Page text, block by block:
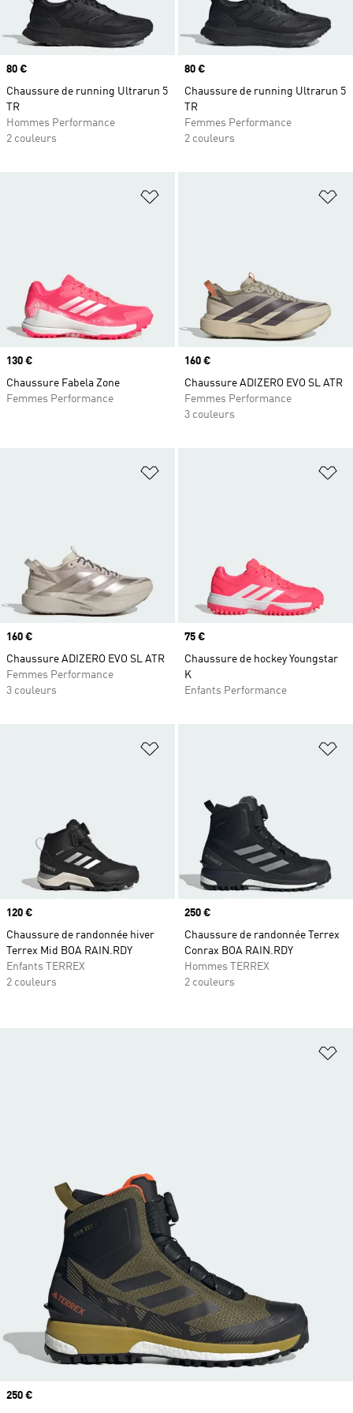
Prix
80 €
Chaussure de running Ultrarun 5
TR
Hommes Performance
2 couleurs
Prix
80 €
Chaussure de running Ultrarun 5
TR
Femmes Performance
2 couleurs
Ajouter à la Liste de produits
Prix
130 €
Chaussure Fabela Zone
Femmes Performance
Prix
160 €
Chaussure ADIZERO EVO SL ATR
Femmes Performance
3 couleurs
Ajouter à la Liste de produits
Prix
160 €
Chaussure ADIZERO EVO SL ATR
Femmes Performance
3 couleurs
Prix
75 €
Chaussure de hockey Youngstar
K
Enfants Performance
Ajouter à la Liste de produits
Prix
120 €
Chaussure de randonnée hiver
Terrex Mid BOA RAIN.RDY
Enfants TERREX
2 couleurs
Prix
250 €
Chaussure de randonnée Terrex
Conrax BOA RAIN.RDY
Hommes TERREX
2 couleurs
Prix
250 €